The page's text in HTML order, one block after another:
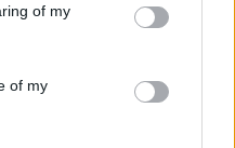
You may click to
and its third-party tags to
purposes in below Google
of my
of myιστορίες,
και ένας
κάθε μέρα.